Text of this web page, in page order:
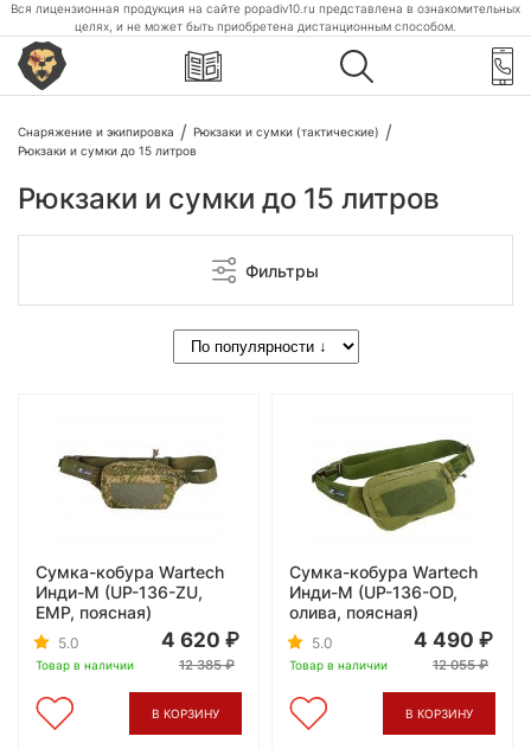
Вся лицензионная продукция на сайте popadiv10.ru представлена в ознакомительных
целях, и не может быть приобретена дистанционным способом.
Снаряжение и экипировка
Рюкзаки и сумки (тактические)
Рюкзаки и сумки до 15 литров
Рюкзаки и сумки до 15 литров
Фильтры
Сумка-кобура Wartech
Инди-М (UP-136-ZU,
ЕМР, поясная)
5.0
Товар в наличии
4 620
12 385
В КОРЗИНУ
Сумка-кобура Wartech
Инди-М (UP-136-OD,
олива, поясная)
5.0
Товар в наличии
4 490
12 055
В КОРЗИНУ